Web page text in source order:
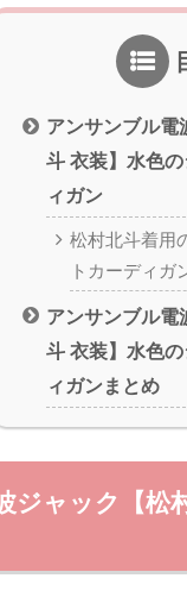
アンサンブル電
斗 衣装】水色
ィガン
松村北斗着用
トカーディガ
アンサンブル電
斗 衣装】水色
ィガンまとめ
ジャック【松